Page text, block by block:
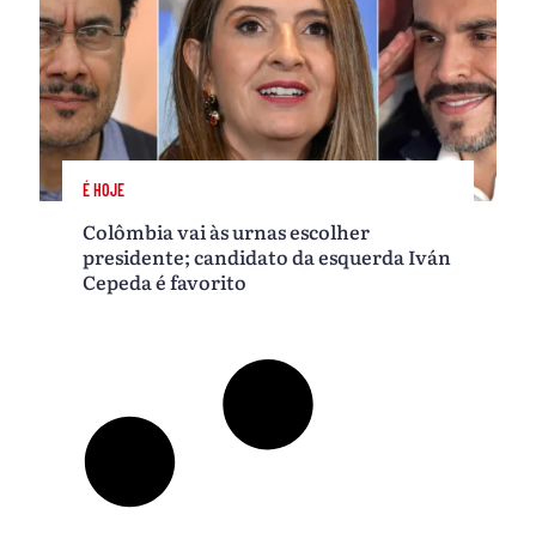
É HOJE
Colômbia vai às urnas escolher
presidente; candidato da esquerda Iván
Cepeda é favorito